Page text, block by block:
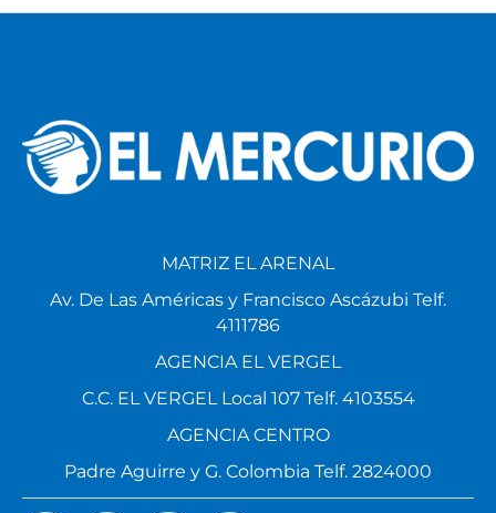
MATRIZ EL ARENAL
Av. De Las Américas y Francisco Ascázubi Telf.
4111786
AGENCIA EL VERGEL
C.C. EL VERGEL Local 107 Telf. 4103554
AGENCIA CENTRO
Padre Aguirre y G. Colombia Telf. 2824000